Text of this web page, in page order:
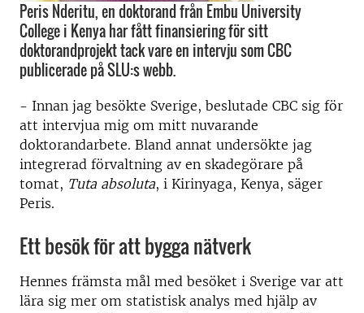
Peris Nderitu, en doktorand från Embu University
College i Kenya har fått finansiering för sitt
doktorandprojekt tack vare en intervju som CBC
publicerade på SLU:s webb.
- Innan jag besökte Sverige, beslutade CBC sig för
att intervjua mig om mitt nuvarande
doktorandarbete. Bland annat undersökte jag
integrerad förvaltning av en skadegörare på
tomat, Tuta absoluta, i Kirinyaga, Kenya, säger
Peris.
Ett besök för att bygga nätverk
Hennes främsta mål med besöket i Sverige var att
lära sig mer om statistisk analys med hjälp av